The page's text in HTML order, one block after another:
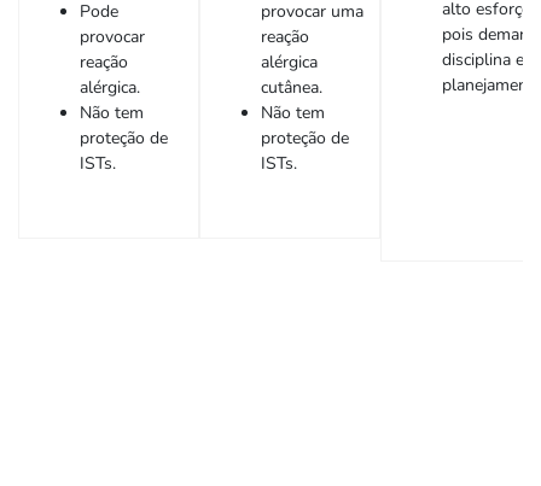
Pode
provocar
reação
alérgica.
Não tem
proteção de
ISTs.
provocar uma
reação
alérgica
cutânea.
Não tem
proteção de
ISTs.
alto esforço,
pois
disciplina e